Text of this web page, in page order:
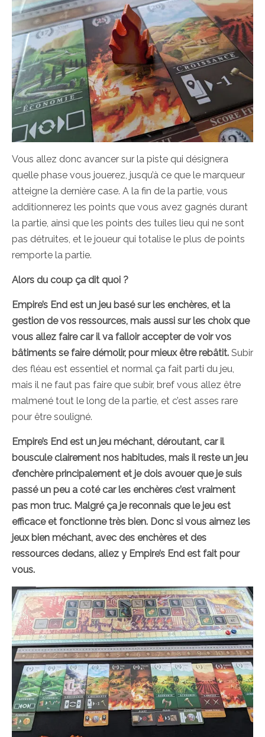
Vous allez donc avancer sur la piste qui désignera
quelle phase vous jouerez, jusqu’à ce que le marqueur
atteigne la dernière case. A la fin de la partie, vous
additionnerez les points que vous avez gagnés durant
la partie, ainsi que les points des tuiles lieu qui ne sont
pas détruites, et le joueur qui totalise le plus de points
remporte la partie.
Alors du coup ça dit quoi ?
Empire’s End est un jeu basé sur les enchères, et la
gestion de vos ressources, mais aussi sur les choix que
vous allez faire car il va falloir accepter de voir vos
bâtiments se faire démolir, pour mieux être rebâtit. Subir
des fléau est essentiel et normal ça fait parti du jeu,
mais il ne faut pas faire que subir, bref vous allez être
malmené tout le long de la partie, et c’est asses rare
pour être souligné.
Empire’s End est un jeu méchant, déroutant, car il
bouscule clairement nos habitudes, mais il reste un jeu
d’enchère principalement et je dois avouer que je suis
passé un peu a coté car les enchères c’est vraiment
pas mon truc. Malgré ça je reconnais que le jeu est
efficace et fonctionne très bien. Donc si vous aimez les
jeux bien méchant, avec des enchères et des
ressources dedans, allez y Empire’s End est fait pour
vous.